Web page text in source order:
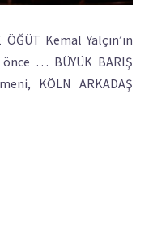
ÖĞÜT Kemal Yalçın’ın
önce … BÜYÜK BARIŞ
KÖLN ARKADAŞ